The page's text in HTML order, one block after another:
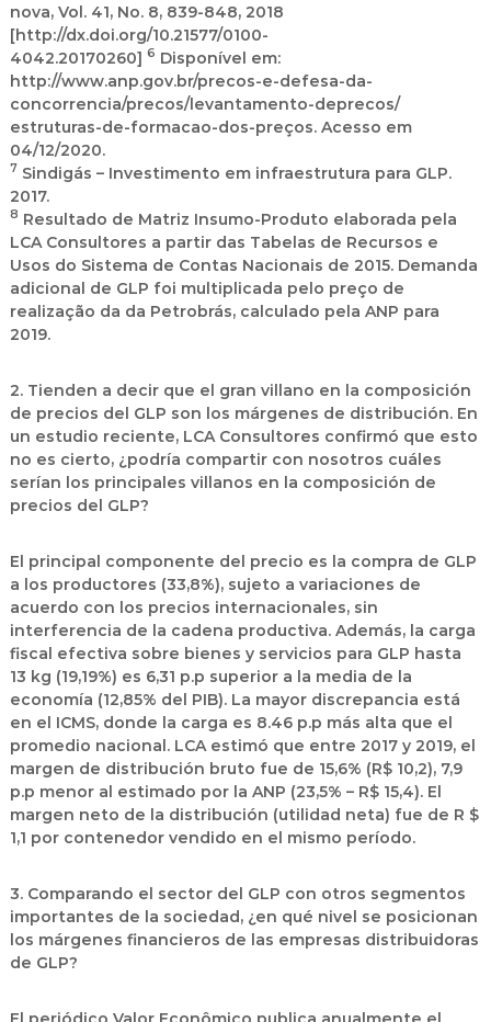
nova, Vol. 41, No. 8, 839-848, 2018
[http://dx.doi.org/10.21577/0100-
4042.20170260] 6 Disponível em:
http://www.anp.gov.br/precos-e-defesa-da-
concorrencia/precos/levantamento-deprecos/
estruturas-de-formacao-dos-preços. Acesso em
04/12/2020.
7 Sindigás – Investimento em infraestrutura para GLP.
2017.
8 Resultado de Matriz Insumo-Produto elaborada pela
LCA Consultores a partir das Tabelas de Recursos e
Usos do Sistema de Contas Nacionais de 2015. Demanda
adicional de GLP foi multiplicada pelo preço de
realização da da Petrobrás, calculado pela ANP para
2019.
2. Tienden a decir que el gran villano en la composición
de precios del GLP son los márgenes de distribución. En
un estudio reciente, LCA Consultores confirmó que esto
no es cierto, ¿podría compartir con nosotros cuáles
serían los principales villanos en la composición de
precios del GLP?
El principal componente del precio es la compra de GLP
a los productores (33,8%), sujeto a variaciones de
acuerdo con los precios internacionales, sin
interferencia de la cadena productiva. Además, la carga
fiscal efectiva sobre bienes y servicios para GLP hasta
13 kg (19,19%) es 6,31 p.p superior a la media de la
economía (12,85% del PIB). La mayor discrepancia está
en el ICMS, donde la carga es 8.46 p.p más alta que el
promedio nacional. LCA estimó que entre 2017 y 2019, el
margen de distribución bruto fue de 15,6% (R$ 10,2), 7,9
p.p menor al estimado por la ANP (23,5% – R$ 15,4). El
margen neto de la distribución (utilidad neta) fue de R $
1,1 por contenedor vendido en el mismo período.
3. Comparando el sector del GLP con otros segmentos
importantes de la sociedad, ¿en qué nivel se posicionan
los márgenes financieros de las empresas distribuidoras
de GLP?